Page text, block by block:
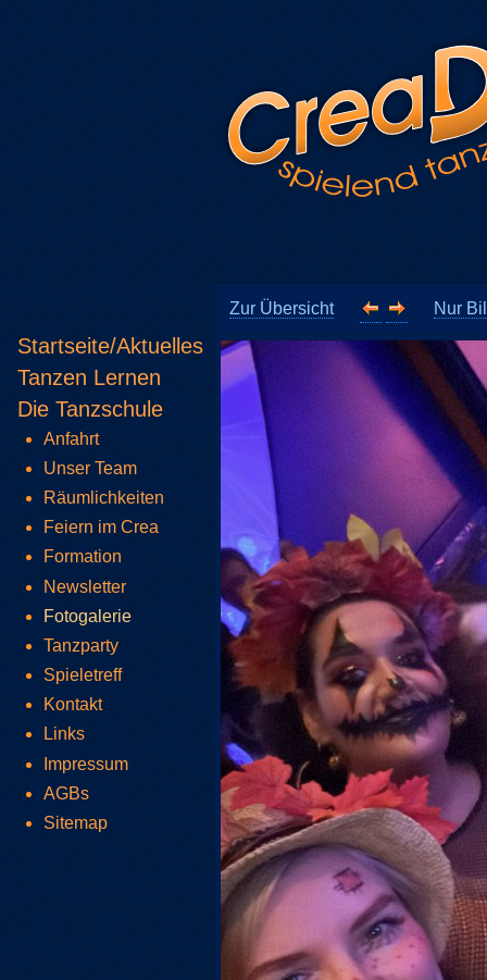
Zur Übersicht Nur
Startseite/Aktuelles
Tanzen Lernen
Die Tanzschule
Anfahrt
Unser Team
Räumlichkeiten
Feiern im Crea
Formation
Newsletter
Fotogalerie
Tanzparty
Spieletreff
Kontakt
Links
Impressum
AGBs
Sitemap